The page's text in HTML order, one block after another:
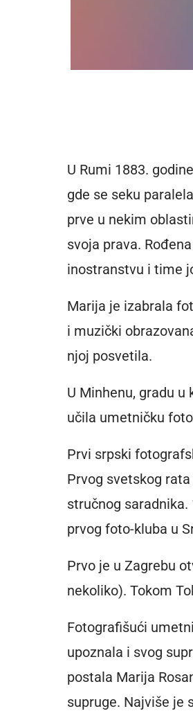
U Rumi 1883.
gde se seku
prve u nekim
svoja prava.
inostranstvu i time
Marija je izabrala
i muzički
njoj posvetila.
U Minhenu, gradu
učila umetničku
Prvi srpski
Prvog svetskog
stručnog saradnika.
prvog foto-kluba u
Prvo je u Zagrebu
nekoliko). Tokom
Fotografišući
upoznala i svog
postala Marija
supruge. Najviše je